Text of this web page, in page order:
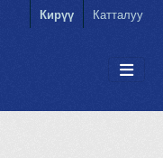
Кирүү Катталуу